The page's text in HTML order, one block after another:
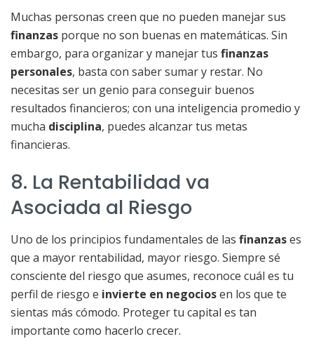
Muchas personas creen que no pueden manejar sus
finanzas porque no son buenas en matemáticas. Sin
embargo, para organizar y manejar tus finanzas
personales, basta con saber sumar y restar. No
necesitas ser un genio para conseguir buenos
resultados financieros; con una inteligencia promedio y
mucha disciplina, puedes alcanzar tus metas
financieras.
8. La Rentabilidad va
Asociada al Riesgo
Uno de los principios fundamentales de las finanzases
que a mayor rentabilidad, mayor riesgo. Siempre sé
consciente del riesgo que asumes, reconoce cuál es tu
perfil de riesgo e invierte en negociosen los que te
sientas más cómodo. Proteger tu capital es tan
importante como hacerlo crecer.